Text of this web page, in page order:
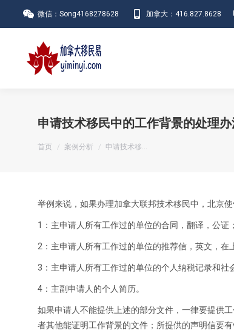
微信：Song4168278628 加拿大：416.827.8628
申请技术移民中的工作背景的处理办
您在这里：
首页 案例分析 申请技术移…
举例来说，如果办理加拿大联邦技术移民中，北京
1：主申请人所有工作过的单位的合同，翻译，公证；
2：主申请人所有工作过的单位的推荐信，英文，
3：主申请人所有工作过的单位的个人纳税记录和社
4：主副申请人的个人简历。
如果申请人不能提供上述的部分文件，一律要提供
者其他能证明工作背景的文件；所提供的声明信要